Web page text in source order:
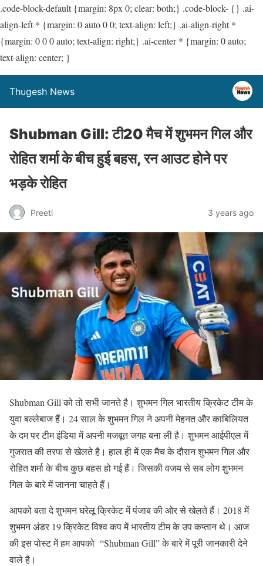
.code-block-default {margin: 8px 0; clear: both;} .code-block- {} .ai-
align-left * {margin: 0 auto 0 0; text-align: left;} .ai-align-right *
{margin: 0 0 0 auto; text-align: right;} .ai-center * {margin: 0 auto;
text-align: center; }
Thugesh News
Shubman Gill: टी20 मैच में शुभमन गिल और
रोहित शर्मा के बीच हुई बहस, रन आउट होने पर
भड़के रोहित
Preeti 3 years ago
Shubman Gill को तो सभी जानते है। शुभमन गिल भारतीय क्रिकेट टीम के
युवा बल्लेबाज हैं। 24 साल के शुभमन गिल ने अपनी मेहनत और काबिलियत
के दम पर टीम इंडिया में अपनी मजबूत जगह बना ली है। शुभमन आईपीएल में
गुजरात की तरफ से खेलते है। हाल ही में एक मैच के दौरान शुभमन गिल और
रोहित शर्मा के बीच कुछ बहस हो गई हैं। जिसकी वजय से सब लोग शुभमन
गिल के बारे में जानना चाहते हैं।
आपको बता दे शुभमन घरेलू क्रिकेट में पंजाब की ओर से खेलते हैं। 2018 में
शुभमन अंडर 19 क्रिकेट विश्व कप में भारतीय टीम के उप कप्तान थे। आज
की इस पोस्ट में हम आपको “Shubman Gill” के बारे में पूरी जानकारी देने
वाले है।